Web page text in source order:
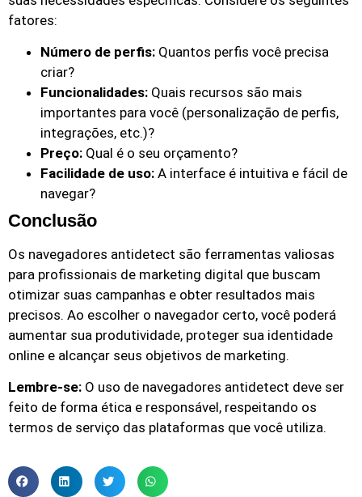
fatores:
Número de perfis: Quantos perfis você precisa
criar?
Funcionalidades: Quais recursos são mais
importantes para você (personalização de perfis,
integrações, etc.)?
Preço: Qual é o seu orçamento?
Facilidade de uso: A interface é intuitiva e fácil de
navegar?
Conclusão
Os navegadores antidetect são ferramentas valiosas
para profissionais de marketing digital que buscam
otimizar suas campanhas e obter resultados mais
precisos. Ao escolher o navegador certo, você poderá
aumentar sua produtividade, proteger sua identidade
online e alcançar seus objetivos de marketing.
Lembre-se: O uso de navegadores antidetect deve ser
feito de forma ética e responsável, respeitando os
termos de serviço das plataformas que você utiliza.